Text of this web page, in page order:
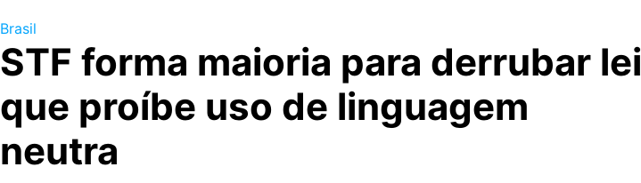
Brasil
STF forma maioria para derrubar lei
que proíbe uso de linguagem
neutra